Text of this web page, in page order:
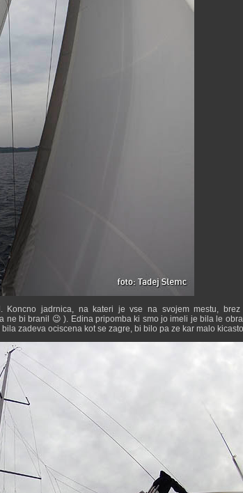
Koncno jadrnica, na kateri je vse na svojem mestu,
bi branil 😉 ). Edina pripomba ki smo jo imeli je bila le
zadeva ociscena kot se zagre, bi bilo pa ze kar malo